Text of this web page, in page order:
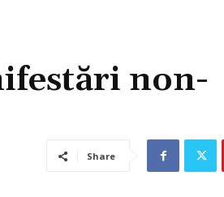
non-
Share